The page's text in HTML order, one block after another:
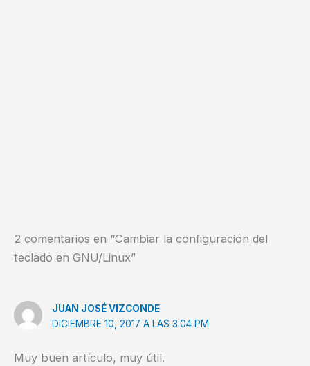
2 comentarios en “Cambiar la configuración del
teclado en GNU/Linux”
JUAN JOSÉ VIZCONDE
DICIEMBRE 10, 2017 A LAS 3:04 PM
Muy buen artículo, muy útil.